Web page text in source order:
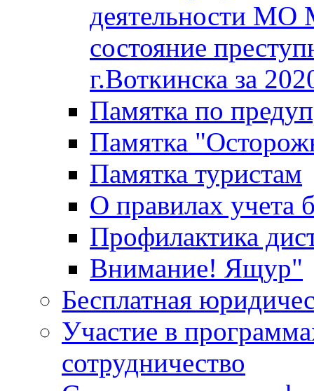
деятельности МО
состояние
г.Воткинска за
Памятка по
Памятка
Памятка туристам
О правилах учета
Профилактика
Внимание! Ящур"
Бесплатная
Участие в
сотрудничество